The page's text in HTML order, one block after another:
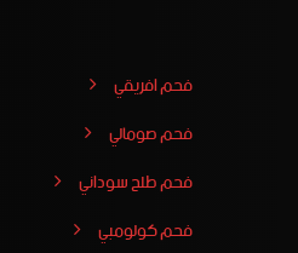
فحم افريقي
فحم صومالي
فحم طلح سوداني
فحم كولومبي